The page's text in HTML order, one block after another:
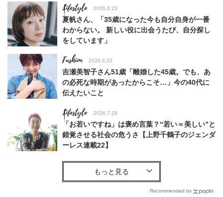
Lifestyle 2026.6.23
夏帆さん、「35歳になった今も自分自身が一番
わからない。 新しい役に出会うたび、自分探し
をしています」
Fashion 2026.6.22
吉瀬美智子さん51歳「離婚した45歳。でも、あ
の必死な時期があったからこそ…」今の40代に
伝えたいこと
Lifestyle 2026.7.29
「お若いですね」は褒め言葉？“若い＝美しい”と
錯覚させる社会の危うさ【上野千鶴子のジェンダ
ーレス連載22】
Fashion
中村ゆりさん「40代になり、やっと“仕事以外の
Recommended by